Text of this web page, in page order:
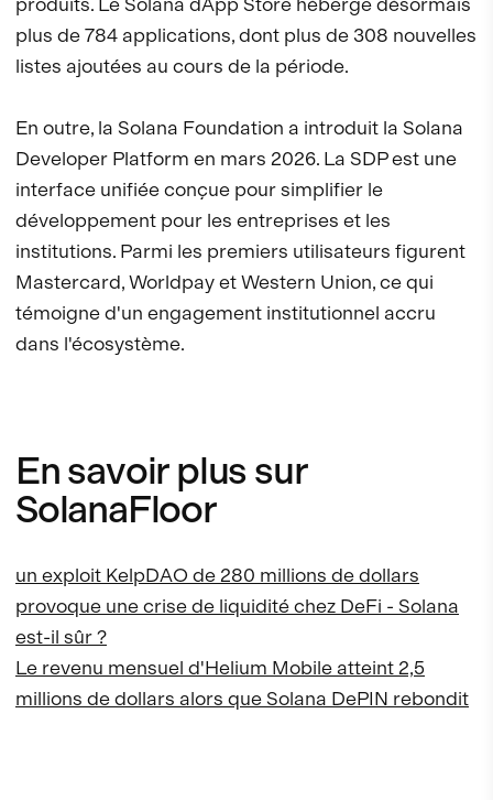
plus de 784 applications, dont plus de 308 nouvelles
listes ajoutées au cours de la période.
En outre, la Solana Foundation a introduit la Solana
Developer Platform en mars 2026. La SDP est une
interface unifiée conçue pour simplifier le
développement pour les entreprises et les
institutions. Parmi les premiers utilisateurs figurent
Mastercard, Worldpay et Western Union, ce qui
témoigne d'un engagement institutionnel accru
dans l'écosystème.
En savoir plus sur
SolanaFloor
un exploit KelpDAO de 280 millions de dollars
provoque une crise de liquidité chez DeFi - Solana
est-il sûr ?
Le revenu mensuel d'Helium Mobile atteint 2,5
millions de dollars alors que Solana DePIN rebondit